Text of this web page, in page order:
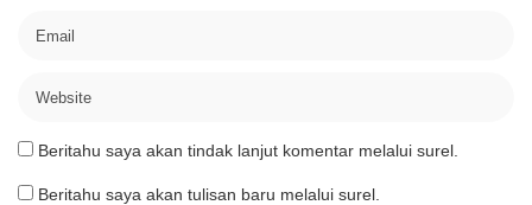
Beritahu saya akan tindak lanjut komentar melalui surel.
Beritahu saya akan tulisan baru melalui surel.